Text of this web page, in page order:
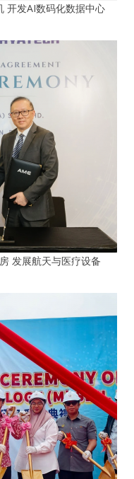
开发AI数码化数据中心
发展航天与医疗设备